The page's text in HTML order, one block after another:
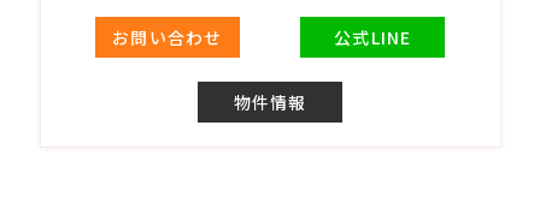
お問い合わせ 公式LINE
物件情報